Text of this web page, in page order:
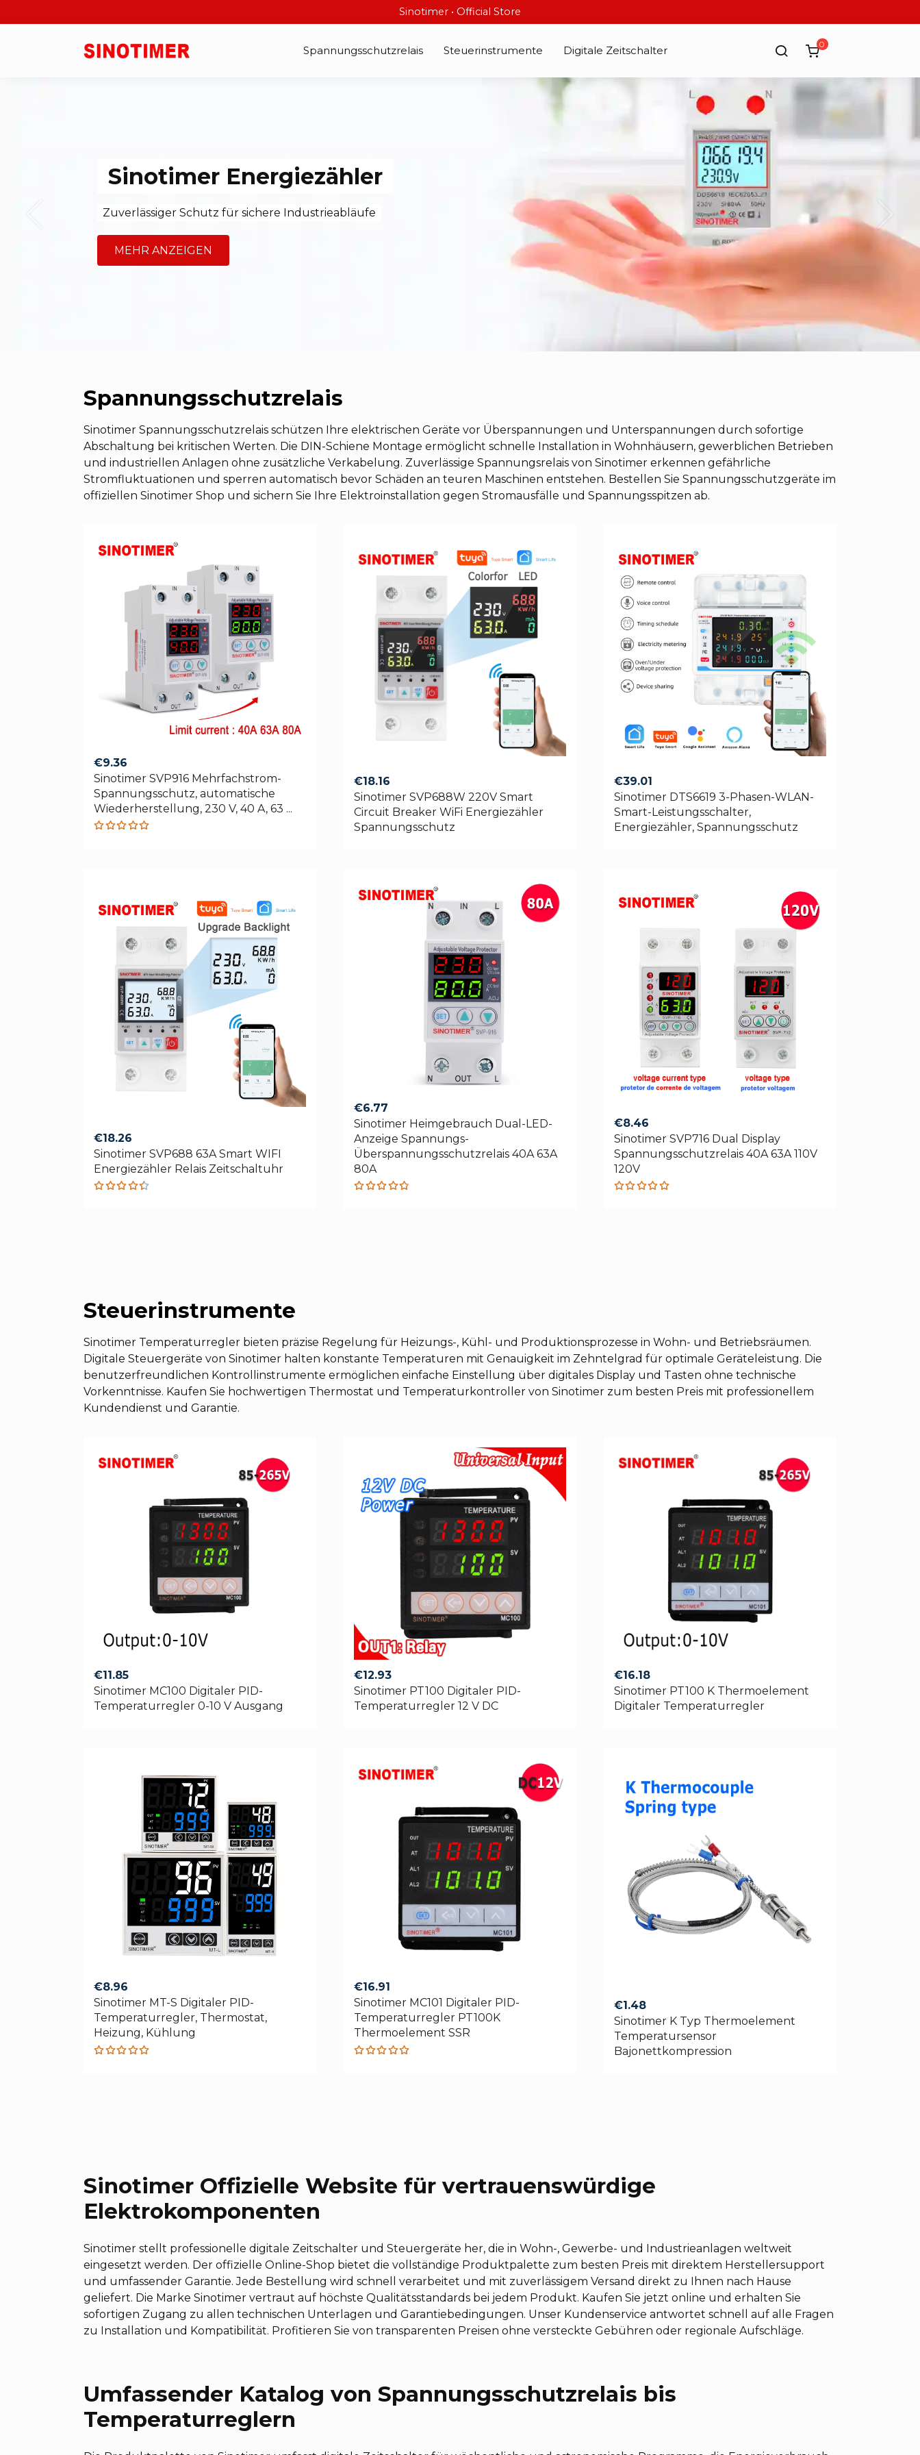
to
Sinotimer • Official Store
Spannungsschutzrelais Steuerinstrumente Digitale Zeitschalter 0
Sinotimer Energiezähler
Zuverlässiger Schutz für sichere Industrieabläufe
MEHR ANZEIGEN
Spannungsschutzrelais
Sinotimer Spannungsschutzrelais schützen Ihre elektrischen Geräte vor Überspannungen und Unterspannungen durch sofortige
Abschaltung bei kritischen Werten. Die DIN-Schiene Montage ermöglicht schnelle Installation in Wohnhäusern, gewerblichen Betrieben
und industriellen Anlagen ohne zusätzliche Verkabelung. Zuverlässige Spannungsrelais von Sinotimer erkennen gefährliche
Stromfluktuationen und sperren automatisch bevor Schäden an teuren Maschinen entstehen. Bestellen Sie Spannungsschutzgeräte im
offiziellen Sinotimer Shop und sichern Sie Ihre Elektroinstallation gegen Stromausfälle und Spannungsspitzen ab.
€9.36
Sinotimer SVP916 Mehrfachstrom-
Spannungsschutz, automatische
Wiederherstellung, 230 V, 40 A, 63 ...
€18.16
Sinotimer SVP688W 220V Smart
Circuit Breaker WiFi Energiezähler
Spannungsschutz
€39.01
Sinotimer DTS6619 3-Phasen-WLAN-
Smart-Leistungsschalter,
Energiezähler, Spannungsschutz
€18.26
Sinotimer SVP688 63A Smart WIFI
Energiezähler Relais Zeitschaltuhr
€6.77
Sinotimer Heimgebrauch Dual-LED-
Anzeige Spannungs-
Überspannungsschutzrelais 40A 63A
80A
€8.46
Sinotimer SVP716 Dual Display
Spannungsschutzrelais 40A 63A 110V
120V
Steuerinstrumente
Sinotimer Temperaturregler bieten präzise Regelung für Heizungs-, Kühl- und Produktionsprozesse in Wohn- und Betriebsräumen.
Digitale Steuergeräte von Sinotimer halten konstante Temperaturen mit Genauigkeit im Zehntelgrad für optimale Geräteleistung. Die
benutzerfreundlichen Kontrollinstrumente ermöglichen einfache Einstellung über digitales Display und Tasten ohne technische
Vorkenntnisse. Kaufen Sie hochwertigen Thermostat und Temperaturkontroller von Sinotimer zum besten Preis mit professionellem
Kundendienst und Garantie.
€11.85
Sinotimer MC100 Digitaler PID-
Temperaturregler 0-10 V Ausgang
€12.93
Sinotimer PT100 Digitaler PID-
Temperaturregler 12 V DC
€16.18
Sinotimer PT100 K Thermoelement
Digitaler Temperaturregler
€8.96
Sinotimer MT-S Digitaler PID-
Temperaturregler, Thermostat,
Heizung, Kühlung
€16.91
Sinotimer MC101 Digitaler PID-
Temperaturregler PT100K
Thermoelement SSR
€1.48
Sinotimer K Typ Thermoelement
Temperatursensor
Bajonettkompression
Sinotimer Offizielle Website für vertrauenswürdige
Elektrokomponenten
Sinotimer stellt professionelle digitale Zeitschalter und Steuergeräte her, die in Wohn-, Gewerbe- und Industrieanlagen weltweit
eingesetzt werden. Der offizielle Online-Shop bietet die vollständige Produktpalette zum besten Preis mit direktem Herstellersupport
und umfassender Garantie. Jede Bestellung wird schnell verarbeitet und mit zuverlässigem Versand direkt zu Ihnen nach Hause
geliefert. Die Marke Sinotimer vertraut auf höchste Qualitätsstandards bei jedem Produkt. Kaufen Sie jetzt online und erhalten Sie
sofortigen Zugang zu allen technischen Unterlagen und Garantiebedingungen. Unser Kundenservice antwortet schnell auf alle Fragen
zu Installation und Kompatibilität. Profitieren Sie von transparenten Preisen ohne versteckte Gebühren oder regionale Aufschläge.
Umfassender Katalog von Spannungsschutzrelais bis
Temperaturreglern